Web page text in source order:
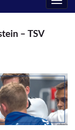
– TSV